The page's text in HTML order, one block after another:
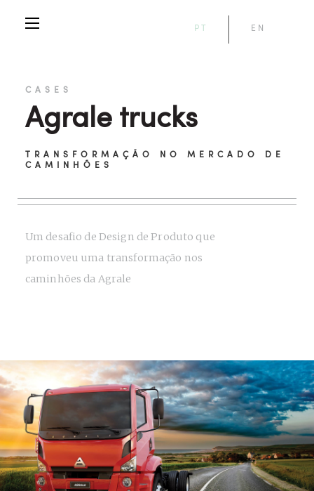
PT EN
CASES
Agrale trucks
TRANSFORMAÇÃO NO MERCADO DE
CAMINHÕES
Um desafio de Design de Produto que
promoveu uma transformação nos
caminhões da Agrale